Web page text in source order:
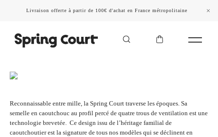
Livraison offerte à partir de 100€ d'achat en France métropolitaine
Reconnaissable entre mille, la Spring Court traverse les époques. Sa
semelle en caoutchouc au profil percé de quatre trous de ventilation est une
technologie brevetée. Ce design issu de l’héritage familial de
caoutchoutier est la signature de tous nos modèles qui se déclinent en